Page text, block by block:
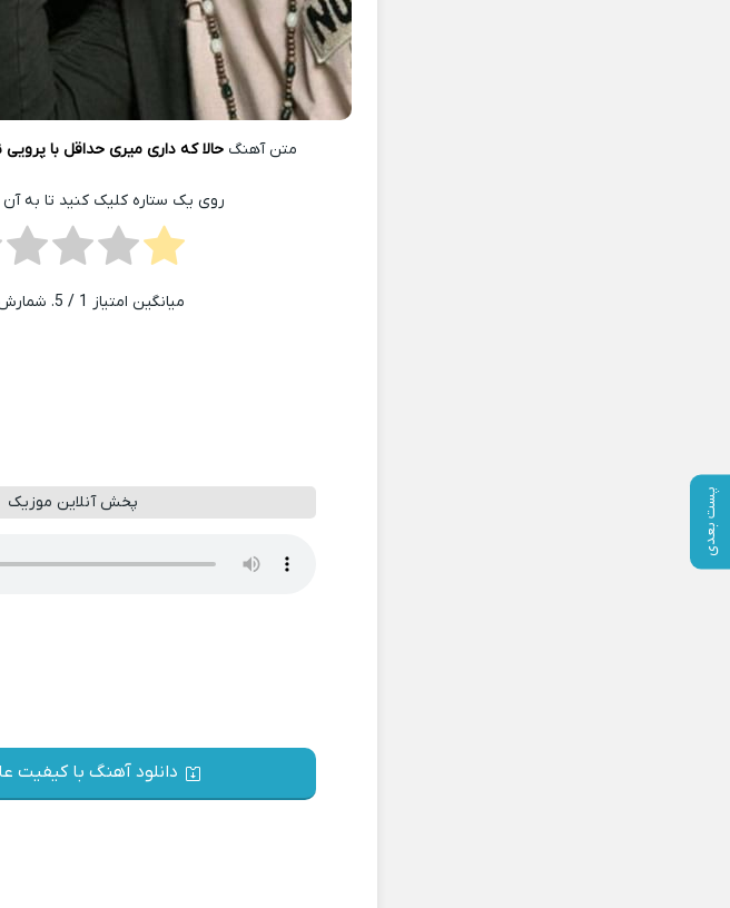
پست بعدی
متن آهنگحالا که داری میری حداقل با پرویی
روی یک ستاره کلیک کنید تا به آن
میانگین امتیاز 1 / 5. شمارش آرا:
پخش آنلاین موزیک
دانلود آهنگ با کیفیت عالی